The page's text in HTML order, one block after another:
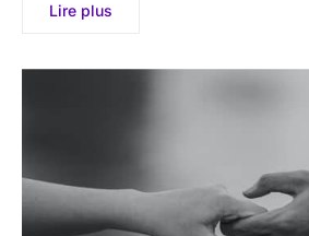
Lire plus